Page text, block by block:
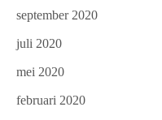
september 2020
juli 2020
mei 2020
februari 2020